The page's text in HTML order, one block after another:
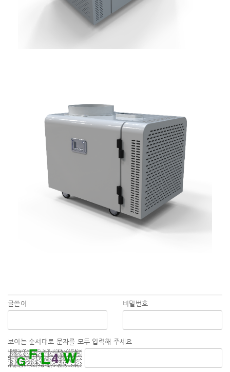
글쓴이 비밀번호
보이는 순서대로 문자를 모두 입력해 주세요